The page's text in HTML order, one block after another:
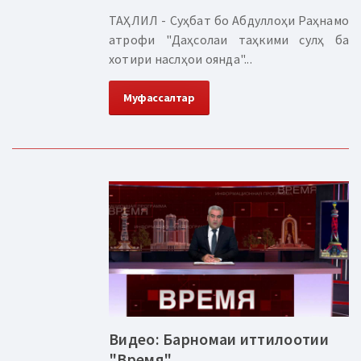
ТАҲЛИЛ - Суҳбат бо Абдуллоҳи Раҳнамо
атрофи "Даҳсолаи таҳкими сулҳ ба
хотири наслҳои оянда"...
Муфассалтар
Видео: Барномаи иттилоотии